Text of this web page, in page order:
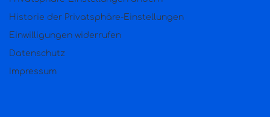
Historie der Privatsphäre-Einstellungen
Einwilligungen widerrufen
Datenschutz
Impressum